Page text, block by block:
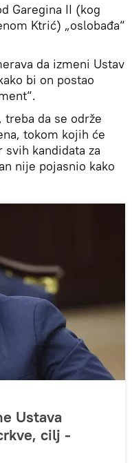
Garegina II (kog
Ktrić) „oslobađa“
da izmeni Ustav
bi on postao
treba da se održe
tokom kojih će
kandidata za
nije pojasnio kako
Ustava
cilj -